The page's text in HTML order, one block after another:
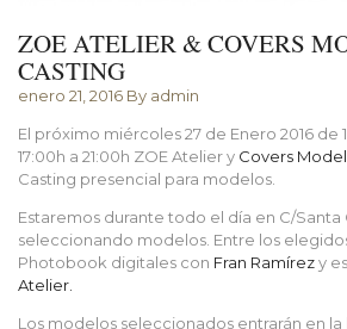
ZOE ATELIER & COVERS
CASTING
enero 21, 2016 By admin
El próximo miércoles 27 de Enero 2016 de
17:00h a 21:00h ZOE Atelier y Covers
Casting presencial para modelos.
Estaremos durante todo el día en C/Santa
seleccionando modelos. Entre los
Photobook digitales con Fran Ramírezy
Atelier.
Los modelos seleccionados entrarán en